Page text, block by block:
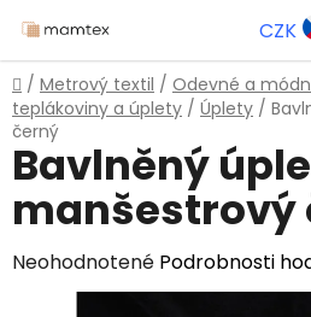
na
obsah
CZK
Domov
/ Metrový textil / Odevné a
teplákoviny a úplety / Úplety /
černý
Bavlněný
manšestrový
Priemerné
hodnotenie
Neohodnotené Podrobnosti